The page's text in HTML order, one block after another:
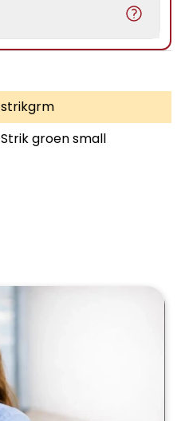
strikgrm
Strik groen small